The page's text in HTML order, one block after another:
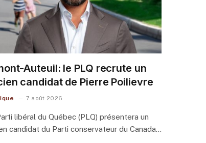
Auteuil: le PLQ recrute un
candidat de Pierre Poilievre
7 août 2026
libéral du Québec (PLQ) présentera un
candidat du Parti conservateur du Canada…